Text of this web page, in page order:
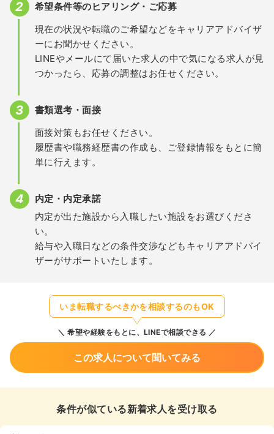
希望条件等のヒアリング・ご応募
現在の状況や転職のご希望などをキャリアアドバイザ
ーにお聞かせください。
LINEやメールにて届いた求人の中で気になる求人が見
つかったら、応募の調整はお任せください。
書類選考・面接
面接対策もお任せください。
履歴書や職務経歴書の作成も、ご登録情報をもとに簡
単に行えます。
内定・内定承諾
内定が出た施設から入職したい施設をお選びくださ
い。
給与や入職日などの条件交渉などもキャリアアドバイ
ザーがサポートいたします。
いま転職するべきかを相談するのもOK
希望や経験をもとに、LINEで相談できる
この求人について聞いてみる
条件が似ている新着求人を受け取る